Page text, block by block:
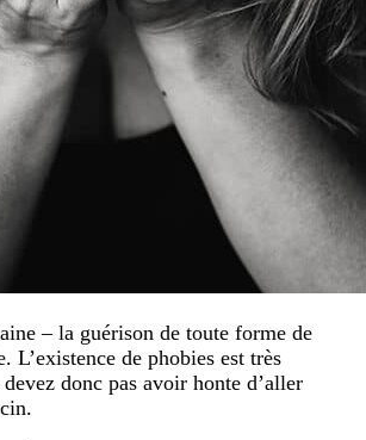
– la guérison de toute forme de
L’existence de phobies est très
donc pas avoir honte d’aller